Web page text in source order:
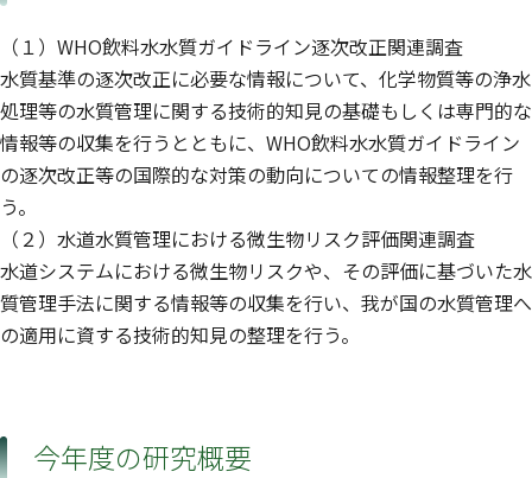
（１）WHO飲料水水質ガイドライン逐次改正関連調査
水質基準の逐次改正に必要な情報について、化学物質等の浄水
処理等の水質管理に関する技術的知見の基礎もしくは専門的な
情報等の収集を行うとともに、WHO飲料水水質ガイドライン
の逐次改正等の国際的な対策の動向についての情報整理を行
う。
（２）水道水質管理における微生物リスク評価関連調査
水道システムにおける微生物リスクや、その評価に基づいた水
質管理手法に関する情報等の収集を行い、我が国の水質管理へ
の適用に資する技術的知見の整理を行う。
今年度の研究概要